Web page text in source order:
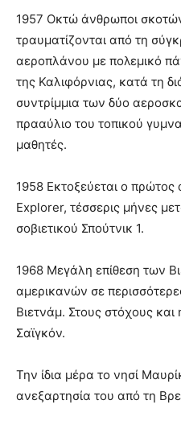
1957 Οκτώ άνθρωποι
τραυματίζονται από τη
αεροπλάνου με πολεμικό
της Καλιφόρνιας, κατά τη
συντρίμμια των δύο
πρααύλιο του τοπικού
μαθητές.
1958 Εκτοξεύεται ο
Explorer, τέσσερις μήνες
σοβιετικού Σπούτνικ 1.
1968 Μεγάλη επίθεση των
αμερικανών σε
Βιετνάμ. Στους στόχους
Σαϊγκόν.
Την ίδια μέρα το νησί
ανεξαρτησία του από τη